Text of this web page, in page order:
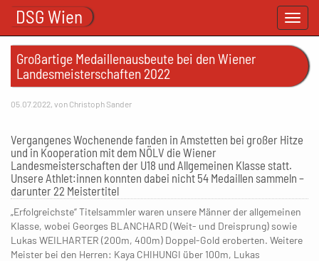
Toggle
DSG Wien
Großartige Medaillenausbeute bei den Wiener
Landesmeisterschaften 2022
05.07.2022, von Christoph Sander
Vergangenes Wochenende fanden in Amstetten bei großer Hitze
und in Kooperation mit dem NÖLV die Wiener
Landesmeisterschaften der U18 und Allgemeinen Klasse statt.
Unsere Athlet:innen konnten dabei nicht 54 Medaillen sammeln –
darunter 22 Meistertitel
„Erfolgreichste“ Titelsammler waren unsere Männer der allgemeinen
Klasse, wobei Georges BLANCHARD (Weit- und Dreisprung) sowie
Lukas WEILHARTER (200m, 400m) Doppel-Gold eroberten. Weitere
Meister bei den Herren: Kaya CHIHUNGI über 100m, Lukas